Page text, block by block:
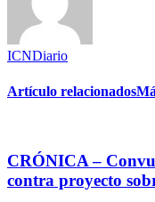
ICNDiario
Artículo relacionados
CRÓNICA –
contra proyecto